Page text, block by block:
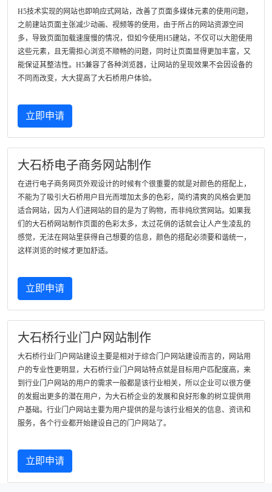
H5技术实现的网站也即响应式网站，改善了页面多媒体元素的使用问题，
之前建站页面主张减少动画、视频等的使用，由于所占的网站资源空间
多，导致页面加载速度慢的情况，但如今使用H5建站，不仅可以大胆使用
这些元素，且无需担心浏览不顺畅的问题，同时让页面显得更加丰富，又
能保证其整洁性。H5兼容了各种浏览器，让网站的呈现效果不会因设备的
不同而改变，大大提高了大石桥用户体验。
立即申请
大石桥电子商务网站制作
在进行电子商务网页外观设计的时候有个很重要的就是对颜色的搭配上，
不能为了吸引大石桥用户目光而增加太多的色彩，简约清爽的风格会更加
适合网站，因为人们进网站的目的是为了购物，而非纯欣赏网站。如果我
们的大石桥网站制作页面的色彩太多，太过花俏的话就会让人产生凌乱的
感觉，无法在网站里获得自己想要的信息，颜色的搭配必须要和谐统一，
这样浏览的时候才更加舒适。
立即申请
大石桥行业门户网站制作
大石桥行业门户网站建设主要是相对于综合门户网站建设而言的，网站用
户的专业性更明显，大石桥行业门户网站特点就是目标用户匹配度高，来
到行业门户网站的用户的需求一般都是该行业相关，所以企业可以很方便
的发掘出更多的潜在用户，为大石桥企业的发展和良好形象的树立提供用
户基础。行业门户网站主要为用户提供的是与该行业相关的信息、资讯和
服务，各个行业都开始建设自己的门户网站了。
立即申请